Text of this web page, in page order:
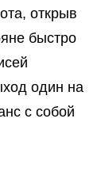
открыв
быстро
один на
с собой